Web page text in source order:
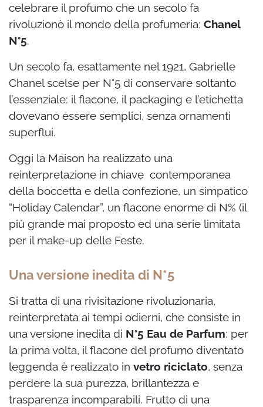
celebrare il profumo che un secolo fa
rivoluzionò il mondo della profumeria: Chanel
N°5.
Un secolo fa, esattamente nel 1921, Gabrielle
Chanel scelse per N°5 di conservare soltanto
l’essenziale: il flacone, il packaging e l’etichetta
dovevano essere semplici, senza ornamenti
superflui.
Oggi la Maison ha realizzato una
reinterpretazione in chiave contemporanea
della boccetta e della confezione, un simpatico
“Holiday Calendar”, un flacone enorme di N% (il
più grande mai proposto ed una serie limitata
per il make-up delle Feste.
Una versione inedita di N*5
Si tratta di una rivisitazione rivoluzionaria,
reinterpretata ai tempi odierni, che consiste in
una versione inedita di N°5 Eau de Parfum: per
la prima volta, il flacone del profumo diventato
leggenda è realizzato in vetro riciclato, senza
perdere la sua purezza, brillantezza e
trasparenza incomparabili. Frutto di una